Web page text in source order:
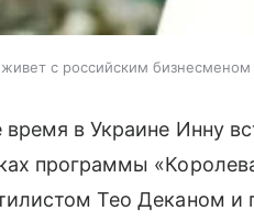
с российским бизнесменом
время в Украине Инну
программы
Тео Деканом